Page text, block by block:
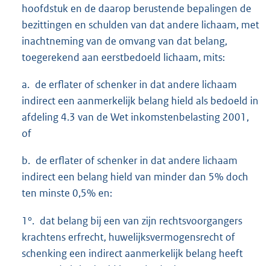
hoofdstuk en de daarop berustende bepalingen de
bezittingen en schulden van dat andere lichaam, met
inachtneming van de omvang van dat belang,
toegerekend aan eerstbedoeld lichaam, mits:
a. de erflater of schenker in dat andere lichaam
indirect een aanmerkelijk belang hield als bedoeld in
afdeling 4.3 van de Wet inkomstenbelasting 2001,
of
b. de erflater of schenker in dat andere lichaam
indirect een belang hield van minder dan 5% doch
ten minste 0,5% en:
1°. dat belang bij een van zijn rechtsvoorgangers
krachtens erfrecht, huwelijksvermogensrecht of
schenking een indirect aanmerkelijk belang heeft